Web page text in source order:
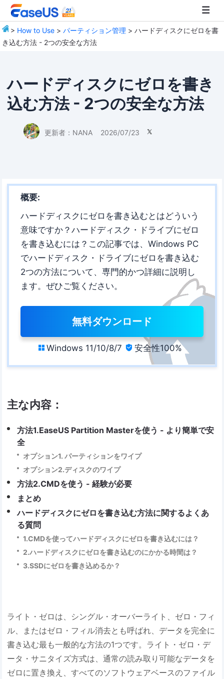
> How to Use >パーティション管理 > ハードディスクにゼロを書
き込む方法 - 2つの安全な方法
ハードディスクにゼロを書き
込む方法 - 2つの安全な方法
更新者： NANA 2026/07/23 
概要:
ハードディスクにゼロを書き込むとはどういう
意味ですか？ハードディスク・ドライブにゼロ
を書き込むには？この記事では、Windows PC
でハードディスク・ドライブにゼロを書き込む
2つの方法について、専門的かつ詳細に説明し
ます。ぜひご覧ください。
無料ダウンロード
 Windows 11/10/8/7  安全性100%
主な内容：
方法1.EaseUS Partition Masterを使う - より簡単で安
全
オプション1. パーティションをワイプ
オプション2.ディスクのワイプ
方法2.CMDを使う - 経験が必要
まとめ
ハードディスクにゼロを書き込む方法に関するよくあ
る質問
1.CMDを使ってハードディスクにゼロを書き込むには？
2.ハードディスクにゼロを書き込むのにかかる時間は？
3.SSDにゼロを書き込めるか？
ライト・ゼロは、シングル・オーバーライト、ゼロ・フィ
ル、またはゼロ・フィル消去とも呼ばれ、データを完全に
書き込む最も一般的な方法の1つです。ライト・ゼロ・デ
ータ・サニタイズ方式は、通常の読み取り可能なデータを
ゼロに置き換え、すべてのソフトウェアベースのファイル